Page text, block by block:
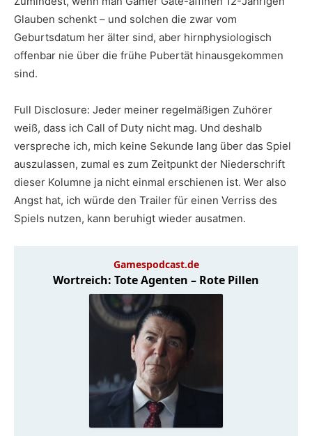
Glauben schenkt – und solchen die zwar vom
Geburtsdatum her älter sind, aber hirnphysiologisch
offenbar nie über die frühe Pubertät hinausgekommen
sind.
Full Disclosure: Jeder meiner regelmäßigen Zuhörer
weiß, dass ich Call of Duty nicht mag. Und deshalb
verspreche ich, mich keine Sekunde lang über das Spiel
auszulassen, zumal es zum Zeitpunkt der Niederschrift
dieser Kolumne ja nicht einmal erschienen ist. Wer also
Angst hat, ich würde den Trailer für einen Verriss des
Spiels nutzen, kann beruhigt wieder ausatmen.